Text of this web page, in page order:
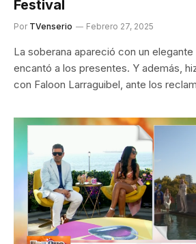
Festival
Por TVenserio Febrero 27, 2025
La soberana apareció con un
encantó a los presentes. Y además,
con Faloon Larraguibel, ante los